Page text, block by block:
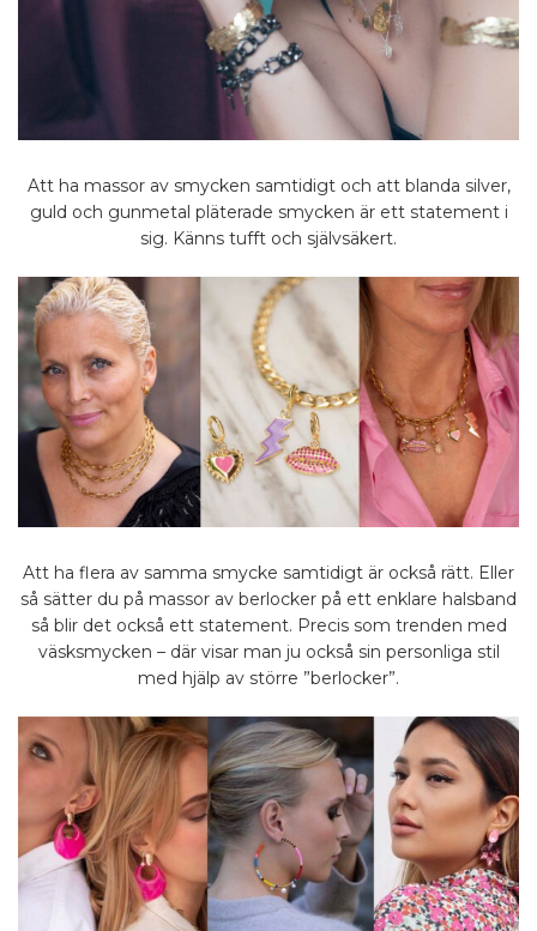
Att ha massor av smycken samtidigt och att blanda silver,
guld och gunmetal pläterade smycken är ett statement i
sig. Känns tufft och självsäkert.
Att ha flera av samma smycke samtidigt är också rätt. Eller
så sätter du på massor av berlocker på ett enklare halsband
så blir det också ett statement. Precis som trenden med
väsksmycken – där visar man ju också sin personliga stil
med hjälp av större ”berlocker”.